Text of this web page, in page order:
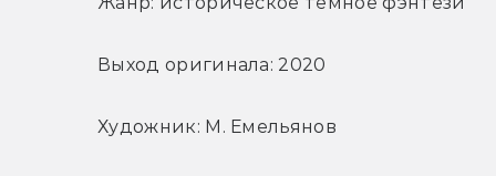
Выход оригинала: 2020
Художник: М. Емельянов